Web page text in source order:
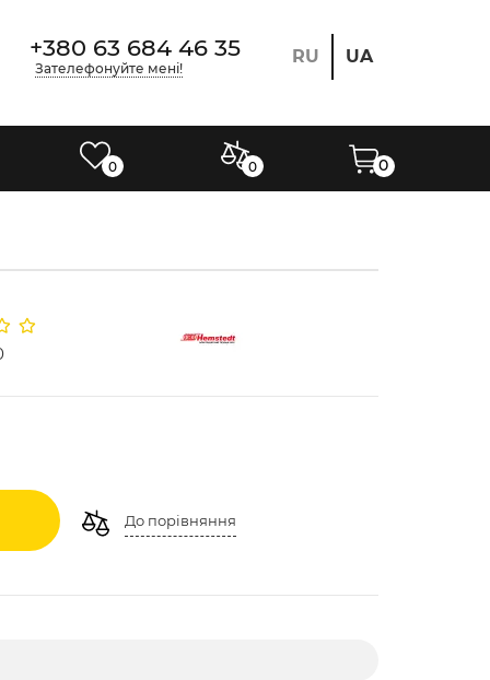
+380 63 684 46 35
Зателефонуйте мені!
RU UA
0 0 0
До порівняння